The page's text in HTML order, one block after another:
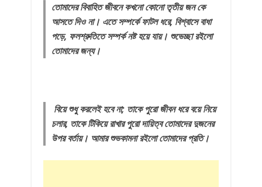
তোমাদের বিবাহিত জীবনে কখনো কোনো তৃতীয় জন কে
আসতে দিও না। এতে সম্পর্কে ফাটল ধরে, বিশ্বাসে বাধা
পড়ে, ফলশ্রুতিতে সম্পর্ক নষ্ট হয়ে যায়। শুভেচ্ছা রইলো
তোমাদের জন্য।
বিয়ে শুধু করলেই হবে না; তাকে পুরো জীবন ধরে বয়ে নিয়ে
চলার, তাকে টিকিয়ে রাখার পুরো দায়িত্ব তোমাদের দুজনের
উপর বর্তায়। আমার শুভকামনা রইলো তোমাদের প্রতি।